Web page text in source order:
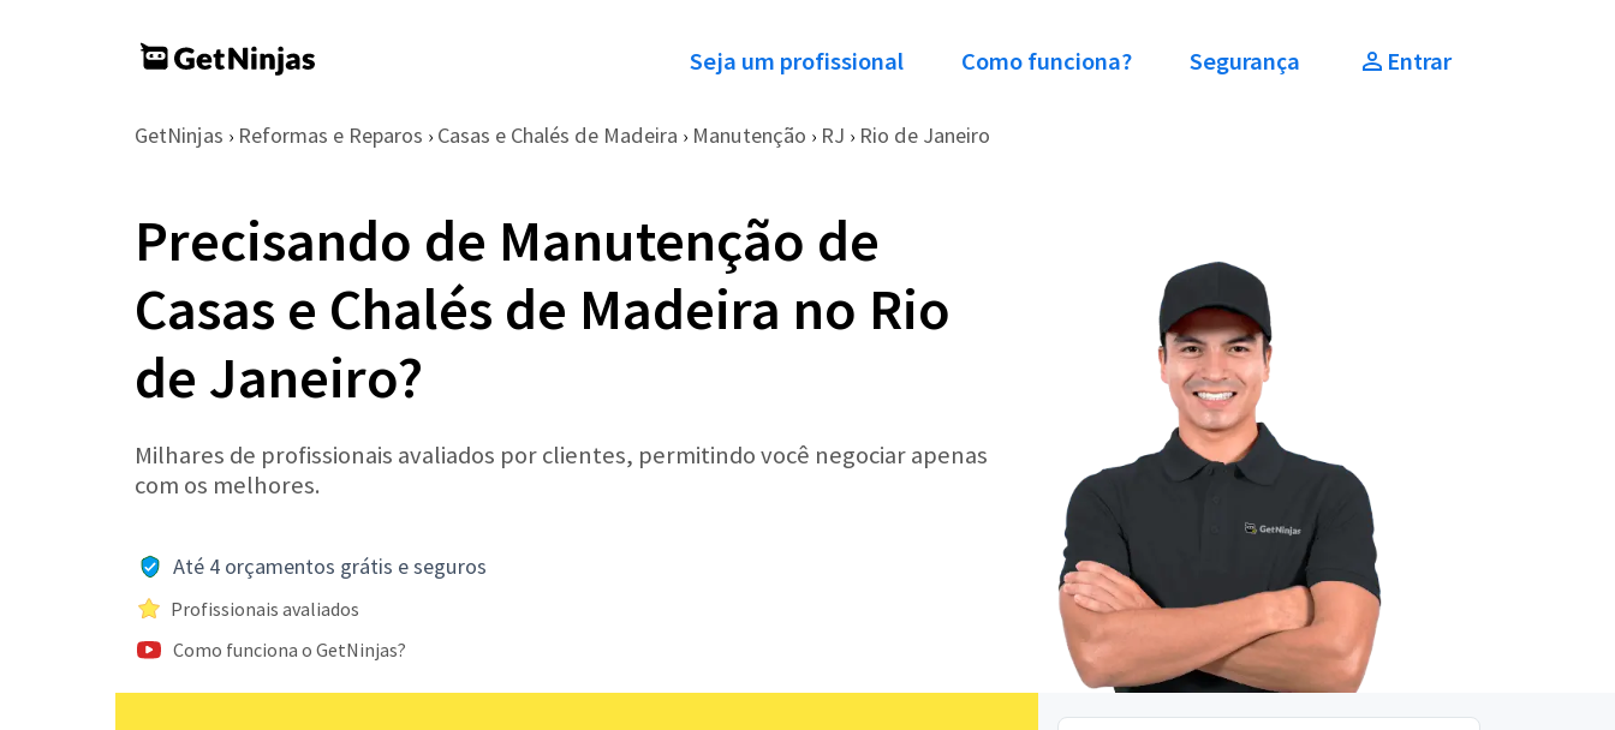
Seja um profissional Como funciona? Segurança Entrar
GetNinjas › Reformas e Reparos › Casas e Chalés de Madeira › Manutenção › RJ › Rio de Janeiro
Precisando de Manutenção de
Casas e Chalés de Madeira no Rio
de Janeiro?
Milhares de profissionais avaliados por clientes, permitindo você negociar apenas
com os melhores.
Até 4 orçamentos grátis e seguros
Profissionais avaliados
Como funciona o GetNinjas?